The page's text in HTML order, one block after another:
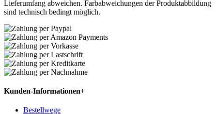
Lieferumfang abweichen. Farbabweichungen der Produktabbildung
sind technisch bedingt möglich.
Kunden-Informationen+
Bestellwege